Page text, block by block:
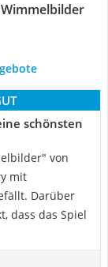
schönsten
von
mit
Darüber
dass das Spiel